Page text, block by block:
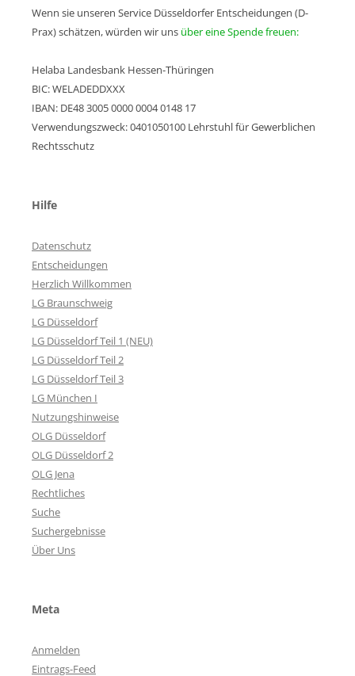
Wenn sie unseren Service Düsseldorfer Entscheidungen (D-
Prax) schätzen, würden wir uns über eine Spende freuen:
Helaba Landesbank Hessen-Thüringen
BIC: WELADEDDXXX
IBAN: DE48 3005 0000 0004 0148 17
Verwendungszweck: 0401050100 Lehrstuhl für Gewerblichen
Rechtsschutz
Hilfe
Datenschutz
Entscheidungen
Herzlich Willkommen
LG Braunschweig
LG Düsseldorf
LG Düsseldorf Teil 1 (NEU)
LG Düsseldorf Teil 2
LG Düsseldorf Teil 3
LG München I
Nutzungshinweise
OLG Düsseldorf
OLG Düsseldorf 2
OLG Jena
Rechtliches
Suche
Suchergebnisse
Über Uns
Meta
Anmelden
Eintrags-Feed